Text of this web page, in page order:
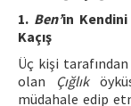
1. Ben’in
Kaçış
Üç kişi
olan Çığlık
müdahale edip